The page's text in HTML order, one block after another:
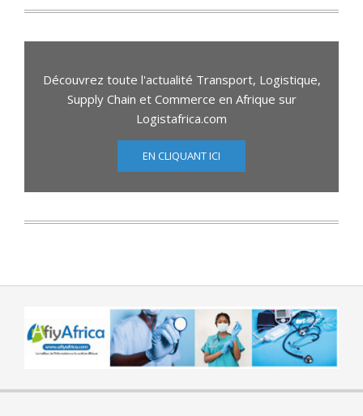
Découvrez toute l'actualité Transport, Logistique,
Supply Chain et Commerce en Afrique sur
Logistafrica.com
EN CLIQUANT ICI